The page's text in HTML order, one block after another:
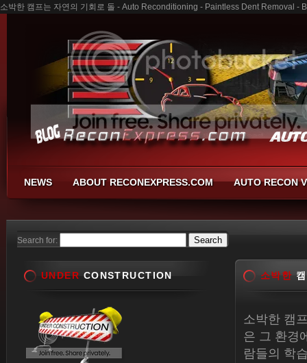
소박한 캠프는 자연의 기회로 돌 - Auto Reconditioning - Paintless Dent Removal -
NEWS ABOUT RECONEXPRESS.COM AUTO RECON
Search for:
소박한
소박한 캠
은 그 환경
람들의 학
UNDER CONSTRUCTION